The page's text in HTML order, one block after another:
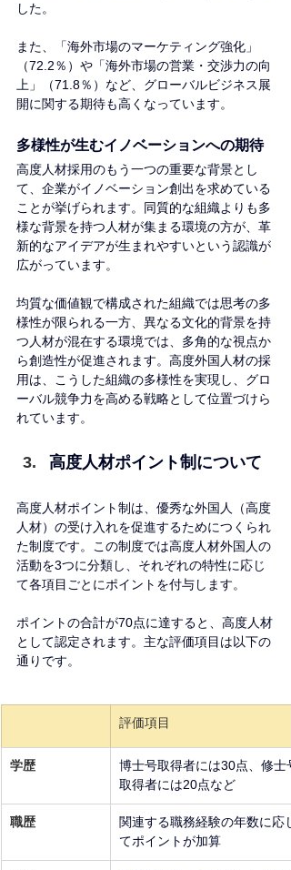
した。
また、「海外市場のマーケティング強化」
（72.2％）や「海外市場の営業・交渉力の向
上」（71.8％）など、グローバルビジネス展
開に関する期待も高くなっています。
多様性が生むイノベーションへの期待
高度人材採用のもう一つの重要な背景とし
て、企業がイノベーション創出を求めている
ことが挙げられます。同質的な組織よりも多
様な背景を持つ人材が集まる環境の方が、革
新的なアイデアが生まれやすいという認識が
広がっています。
均質な価値観で構成された組織では思考の多
様性が限られる一方、異なる文化的背景を持
つ人材が混在する環境では、多角的な視点か
ら創造性が促進されます。高度外国人材の採
用は、こうした組織の多様性を実現し、グロ
ーバル競争力を高める戦略として位置づけら
れています。
高度人材ポイント制について
高度人材ポイント制は、優秀な外国人（高度
人材）の受け入れを促進するためにつくられ
た制度です。この制度では高度人材外国人の
活動を3つに分類し、それぞれの特性に応じ
て各項目ごとにポイントを付与します。
ポイントの合計が70点に達すると、高度人材
として認定されます。主な評価項目は以下の
通りです。
評価項目
学歴
博士号取得者には30点、修士号
取得者には20点など
職歴
関連する職務経験の年数に応じ
てポイントが加算